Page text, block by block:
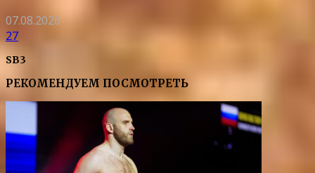
07.08.2026
27
SB3
РЕКОМЕНДУЕМ ПОСМОТРЕТЬ